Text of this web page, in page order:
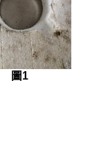
圖1